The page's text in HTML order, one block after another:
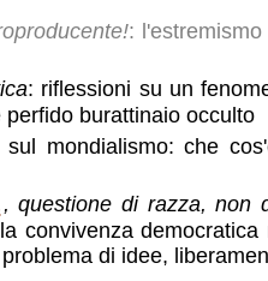
:
: riflessioni su un
burattinaio occulto
sul mondialismo: che
, questione di razza, non
convivenza
di idee,